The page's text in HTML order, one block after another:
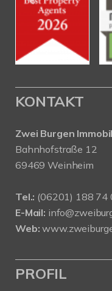
KONTAKT
Zwei Burgen
Bahnhofstraße 12
69469 Weinheim
Tel.: (06201) 188 74
E-Mail:
Web:
PROFIL